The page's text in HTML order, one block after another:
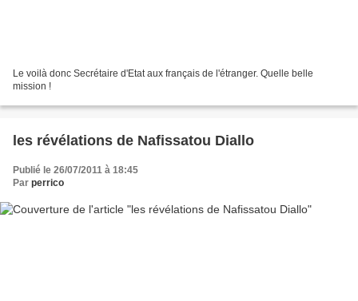
Le voilà donc Secrétaire d'Etat aux français de l'étranger. Quelle belle
mission !
les révélations de Nafissatou Diallo
Publié le 26/07/2011 à 18:45
Par perrico